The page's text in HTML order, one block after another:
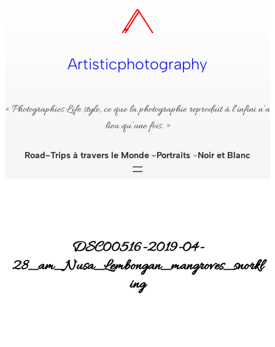
Artisticphotography
« Photographies Life style, ce que la photographie reproduit à l’infini n’a
lieu qu’une fois. »
Road-Trips à travers le Monde Portraits Noir et Blanc
DSC00516-2019-04-
28_am_Nusa_Lembongan⁩_mangroves_snorkl
ing